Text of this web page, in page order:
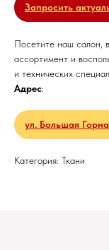
Запросить
Посетите наш салон,
ассортимент и
и технических
Адрес:
ул. Большая
Категория: Ткани